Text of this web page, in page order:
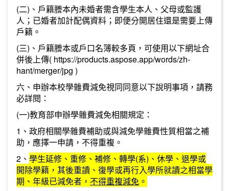
(二)、戶籍謄本內未婚者需含學生本人、父母或監護
人；已婚者加計配偶資料；即便分開居住還是需要上傳
戶籍。
(三)、戶籍謄本或戶口名簿較多頁，可使用以下網址合
併後上傳( https://products.aspose.app/words/zh-
hant/merger/jpg )
六、申辦本校學雜費減免視同同意以下說明事項，請務
必詳閱：
(一)教育部申辦學雜費減免相關規定：
1、政府相關學雜費補助或與減免學雜費性質相當之補
助，應擇一申請，不得重複。
2、 學生延修、重修、補修、轉學(系)、休學、退學或
開除學籍，其後重讀、復學或再行入學所就讀之相當學
期、年級已減免者， 不得重複減免。